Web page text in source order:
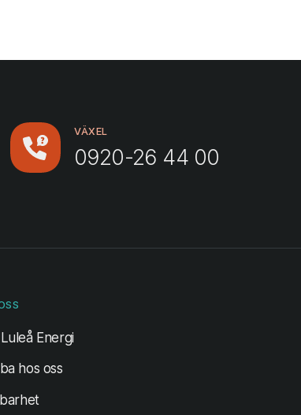
VÄXEL
0920-26 44 00
Energi
hos oss